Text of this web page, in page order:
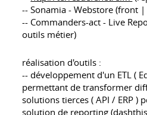
-- Sonamia - Webstore (front
-- Commanders-act - Live
outils métier)
réalisation d'outils :
-- développement d'un ETL (
permettant de transformer
solutions tierces ( API / ERP )
solution de reporting